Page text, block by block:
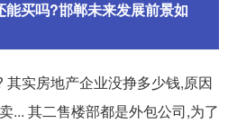
能买吗?邯郸未来发展前景如
实房地产企业没挣多少钱,原因
... 其二售楼部都是外包公司,为了